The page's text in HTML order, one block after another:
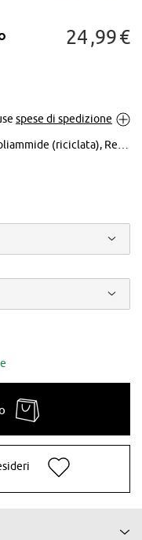
ingrandire
24 99€
spese di spedizione
90% poliammide, 10% elastan